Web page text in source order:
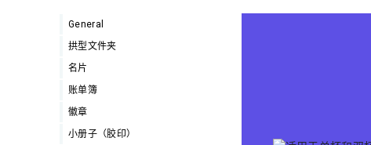
General
拱型文件夹
名片
账单簿
徽章
小册子（胶印）